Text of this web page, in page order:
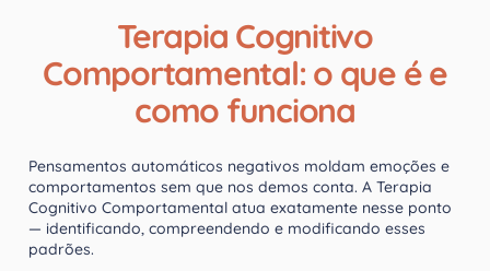
Terapia Cognitivo
Comportamental: o que é e
como funciona
Pensamentos automáticos negativos moldam emoções e
comportamentos sem que nos demos conta. A Terapia
Cognitivo Comportamental atua exatamente nesse ponto
— identificando, compreendendo e modificando esses
padrões.